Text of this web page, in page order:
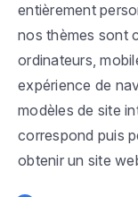
entièrement
nos thèmes sont
ordinateurs,
expérience de
modèles de site
correspond puis
obtenir un site